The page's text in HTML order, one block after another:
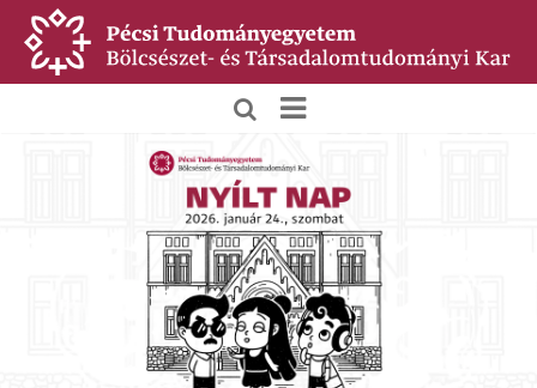
Ugrás
tartalomra
Felvételizőknek
menü